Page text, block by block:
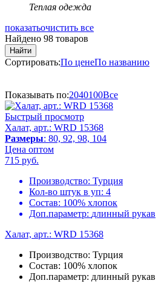
Теплая одежда
показатьочистить все
Найдено 98 товаров
Найти
Сортировать:По ценеПо названию
Показывать по:2040100Все
Быстрый просмотр
Халат, арт.: WRD 15368
Размеры: 80, 92, 98, 104
Цена оптом
715 руб.
Производство: Турция
Кол-во штук в уп: 4
Состав: 100% хлопок
Доп.параметр: длинный рукав
Халат, арт.: WRD 15368
Производство: Турция
Состав: 100% хлопок
Доп.параметр: длинный рукав